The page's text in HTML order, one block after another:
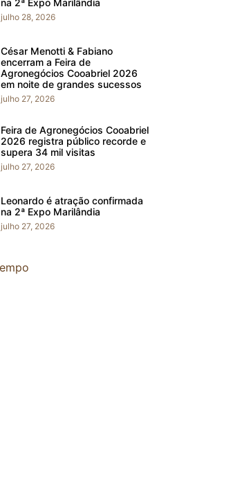
na 2ª Expo Marilândia
julho 28, 2026
César Menotti & Fabiano
encerram a Feira de
Agronegócios Cooabriel 2026
em noite de grandes sucessos
julho 27, 2026
Feira de Agronegócios Cooabriel
2026 registra público recorde e
supera 34 mil visitas
julho 27, 2026
Leonardo é atração confirmada
na 2ª Expo Marilândia
julho 27, 2026